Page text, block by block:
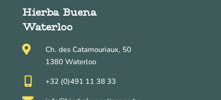
Hierba Buena
Waterloo

Ch. des Catamouriaux, 50
1380 Waterloo
 +32 (0)491 11 38 33